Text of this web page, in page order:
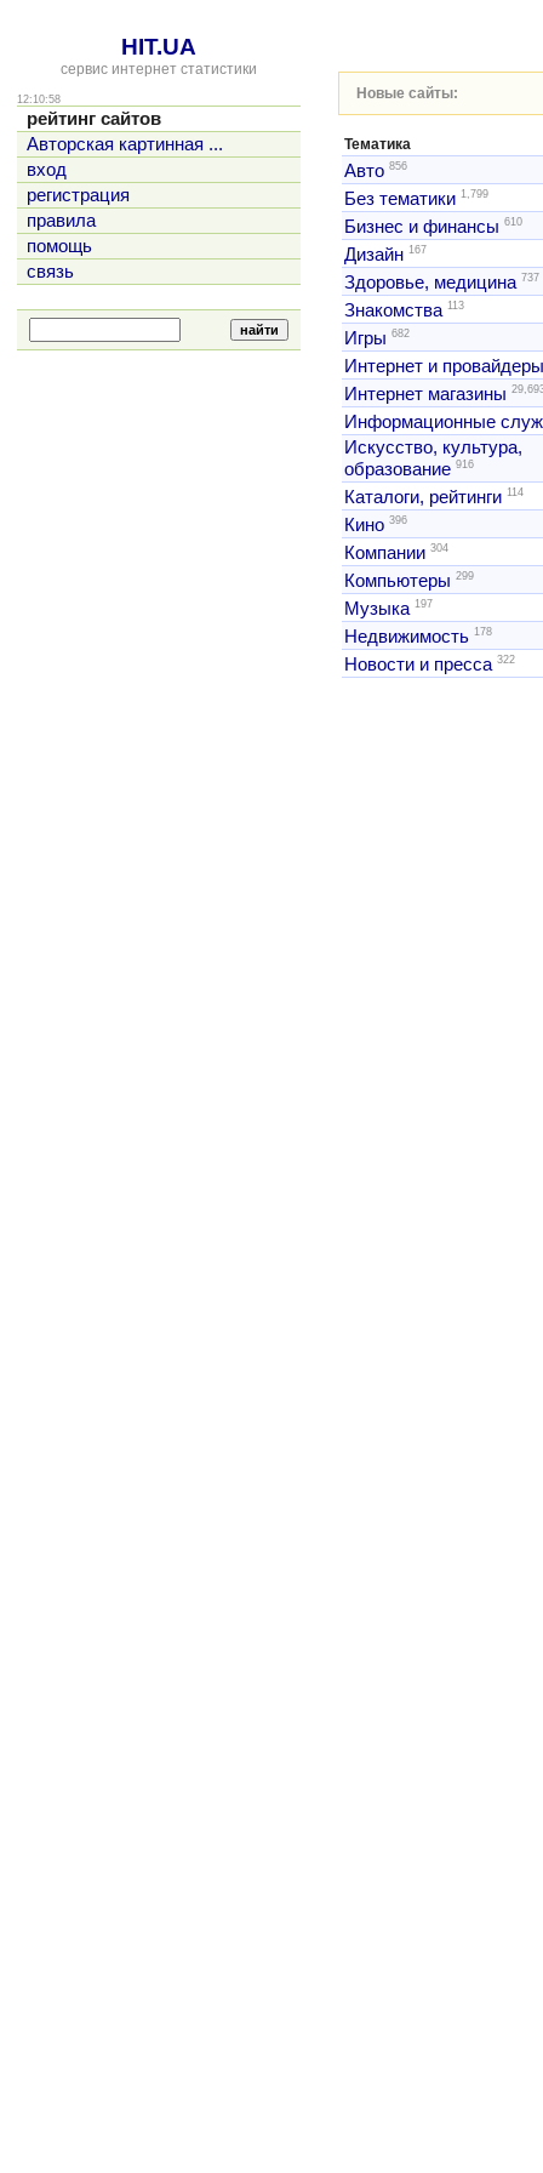
HIT.UA
сервис интернет статистики
12:10:58
рейтинг сайтов
Авторская картинная ...
вход
регистрация
правила
помощь
связь
Новые сайты:
Тематика
Авто 856
Без тематики 1,799
Бизнес и финансы 610
Дизайн 167
Здоровье, медицина 737
Знакомства 113
Игры 682
Интернет и провайдеры
Интернет магазины
Информационные
Искусство, культура,
образование 916
Каталоги, рейтинги 114
Кино 396
Компании 304
Компьютеры 299
Музыка 197
Недвижимость 178
Новости и пресса 322